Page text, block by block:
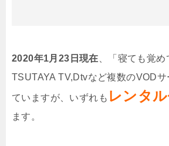
2020年1月23日現在 、「寝ても覚
TSUTAYA TV,Dtvなど複数のVOD
ていますが、いずれも レンタ
ます。